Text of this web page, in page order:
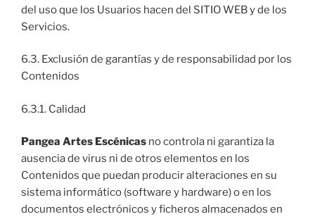
del uso que los Usuarios hacen del SITIO WEB y de los
Servicios.
6.3. Exclusión de garantías y de responsabilidad por los
Contenidos
6.3.1. Calidad
Pangea Artes Escénicas no controla ni garantiza la
ausencia de virus ni de otros elementos en los
Contenidos que puedan producir alteraciones en su
sistema informático (software y hardware) o en los
documentos electrónicos y ficheros almacenados en